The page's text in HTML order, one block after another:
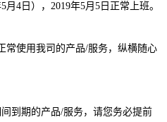
4日），2019年5月5日正常上班。
常使用我司的产品/服务，纵横随心
到期的产品/服务，请您务必提前